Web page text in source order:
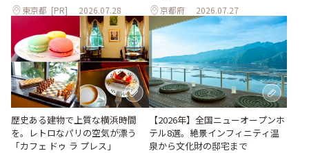
東京都 [PR] 2026.07.28 京都府 2026.07.27
歴史ある建物で上質な横浜時間
を。レトロなパリの空気が漂う
「カフェ ドゥ ラ プレス」
【2026年】全国ニューオープンホ
テル8選。絶景インフィニティ温
泉から文化財の邸宅まで